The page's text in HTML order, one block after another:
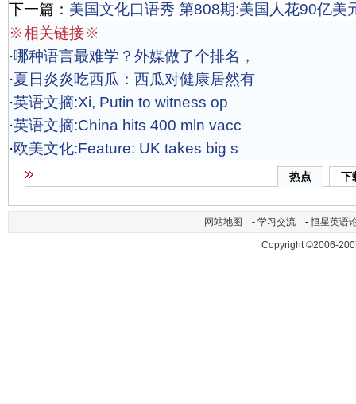
下一篇： 美国文化口语秀 第808期:美国人花90亿美
※相关链接※
·哪种语言最难学？外媒做了个排名，
·夏日炎炎吃西瓜：西瓜对健康居然有
·英语文摘:Xi, Putin to witness op
·英语文摘:China hits 400 mln vacc
·欧美文化:Feature: UK takes big s
热点 下
网站地图 - 学习交流 -恒星英语
Copyright ©2006-